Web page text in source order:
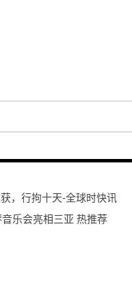
，行拘十天-全球时快讯
乐会亮相三亚 热推荐